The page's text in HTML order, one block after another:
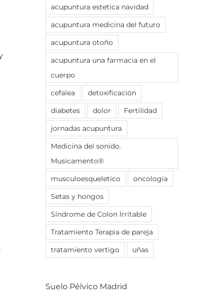
acupuntura estetica navidad
acupuntura medicina del futuro
acupuntura otoño
acupuntura una farmacia en el
cuerpo
cefalea
detoxificación
diabetes
dolor
Fertilidad
jornadas acupuntura
Medicina del sonido.
Musicamento®
musculoesqueletico
oncologia
Setas y hongos
Síndrome de Colon Irritable
Tratamiento Terapia de pareja
tratamiento vertigo
uñas
Suelo Pélvico Madrid